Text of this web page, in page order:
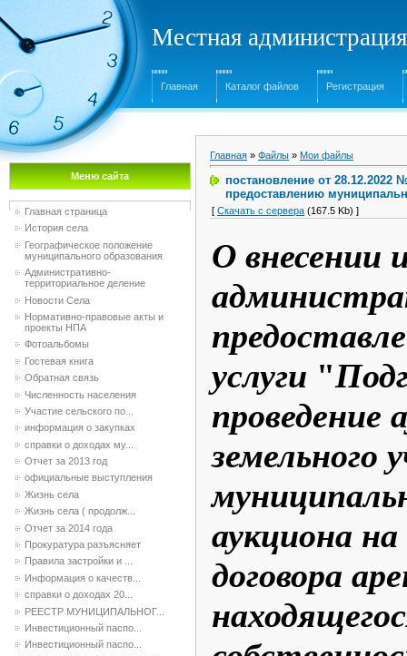
Местная
Главная Каталог файлов Регистрация
Меню сайта
Главная страница
История села
Географическое положение
муниципального образования
Административно-
территориальное деление
Новости Села
Нормативно-правовые акты и
проекты НПА
Фотоальбомы
Гостевая книга
Обратная связь
Численность населения
Участие сельского по...
информация о закупках
справки о доходах му...
Отчет за 2013 год
официальные выступления
Жизнь села
Жизнь села ( продолж...
Отчет за 2014 года
Прокуратура разъясняет
Правила застройки и ...
Информация о качеств...
справки о доходах 20...
РЕЕСТР МУНИЦИПАЛЬНОГ...
Инвестиционный паспо...
Инвестиционный паспо...
Главная » Файлы » Мои файлы
постановление от 28.12.2022
предоставлению
[ Скачать с сервера (167.5 Kb) ]
О внесении
услуги "
проведение
земельного
аукциона
договора